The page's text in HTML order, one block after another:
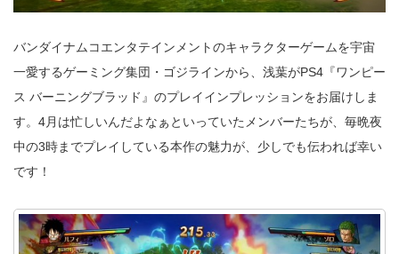
バンダイナムコエンタテインメントのキャラクターゲームを宇宙
一愛するゲーミング集団・ゴジラインから、浅葉がPS4『ワンピー
ス バーニングブラッド』のプレイインプレッションをお届けしま
す。4月は忙しいんだよなぁといっていたメンバーたちが、毎晩夜
中の3時までプレイしている本作の魅力が、少しでも伝われば幸い
です！